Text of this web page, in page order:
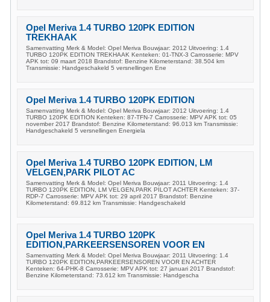
Opel Meriva 1.4 TURBO 120PK EDITION
TREKHAAK
Samenvatting Merk & Model: Opel Meriva Bouwjaar: 2012 Uitvoering: 1.4
TURBO 120PK EDITION TREKHAAK Kenteken: 01-TNX-3 Carrosserie: MPV
APK tot: 09 maart 2018 Brandstof: Benzine Kilometerstand: 38.504 km
Transmissie: Handgeschakeld 5 versnellingen Ene
Opel Meriva 1.4 TURBO 120PK EDITION
Samenvatting Merk & Model: Opel Meriva Bouwjaar: 2012 Uitvoering: 1.4
TURBO 120PK EDITION Kenteken: 87-TFN-7 Carrosserie: MPV APK tot: 05
november 2017 Brandstof: Benzine Kilometerstand: 96.013 km Transmissie:
Handgeschakeld 5 versnellingen Energiela
Opel Meriva 1.4 TURBO 120PK EDITION, LM
VELGEN,PARK PILOT AC
Samenvatting Merk & Model: Opel Meriva Bouwjaar: 2011 Uitvoering: 1.4
TURBO 120PK EDITION, LM VELGEN,PARK PILOT ACHTER Kenteken: 37-
RDP-7 Carrosserie: MPV APK tot: 29 april 2017 Brandstof: Benzine
Kilometerstand: 69.812 km Transmissie: Handgeschakeld
Opel Meriva 1.4 TURBO 120PK
EDITION,PARKEERSENSOREN VOOR EN
Samenvatting Merk & Model: Opel Meriva Bouwjaar: 2011 Uitvoering: 1.4
TURBO 120PK EDITION,PARKEERSENSOREN VOOR EN ACHTER
Kenteken: 64-PHK-8 Carrosserie: MPV APK tot: 27 januari 2017 Brandstof:
Benzine Kilometerstand: 73.612 km Transmissie: Handgescha